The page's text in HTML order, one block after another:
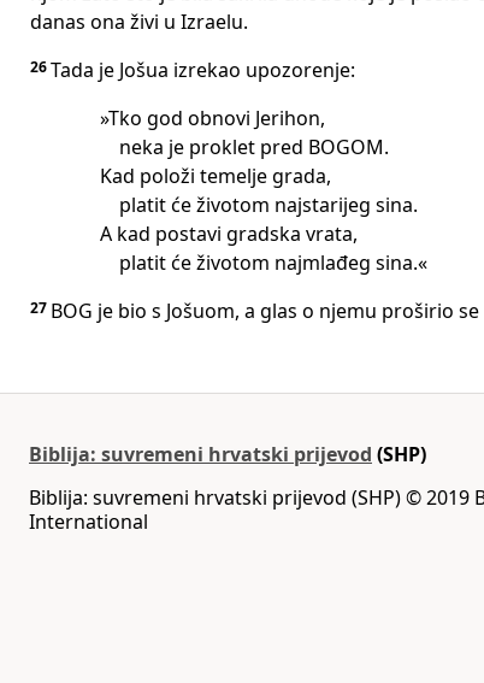
danas ona živi u Izraelu.
26Tada je Jošua izrekao upozorenje:
»Tko god obnovi Jerihon,
neka je proklet pred BOGOM.
Kad položi temelje grada,
platit će životom najstarijeg sina.
A kad postavi gradska vrata,
platit će životom najmlađeg sina.«
27 BOG je bio s Jošuom, a glas o njemu proširio
Biblija: suvremeni hrvatski prijevod (SHP)
Biblija: suvremeni hrvatski prijevod (SHP) © 2019
International